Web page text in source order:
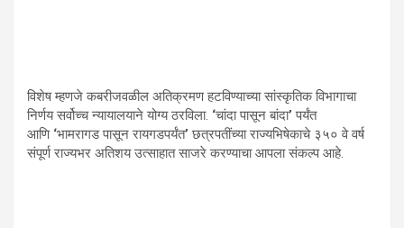
विशेष म्हणजे कबरीजवळील अतिक्रमण हटविण्याच्या सांस्कृतिक विभागाचा
निर्णय सर्वोच्च न्यायालयाने योग्य ठरविला. ‘चांदा पासून बांदा’पर्यंत
आणि ‘भामरागड पासून रायगडपर्यंत’छत्रपतींच्या राज्यभिषेकाचे ३५० वे वर्ष
संपूर्ण राज्यभर अतिशय उत्साहात साजरे करण्याचा आपला संकल्प आहे.